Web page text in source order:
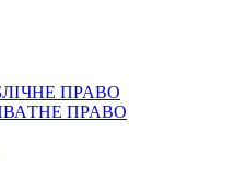
ПРАВО
ПРАВО